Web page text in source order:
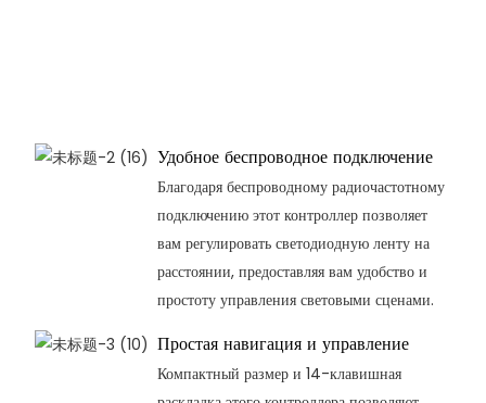
Удобное беспроводное подключение
Благодаря беспроводному радиочастотному
подключению этот контроллер позволяет
вам регулировать светодиодную ленту на
расстоянии, предоставляя вам удобство и
простоту управления световыми сценами.
Простая навигация и управление
Компактный размер и 14-клавишная